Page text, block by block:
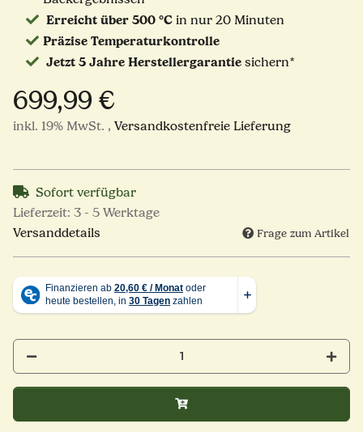
Erreicht über 500 °Cin nur 20 Minuten
Präzise Temperaturkontrolle
Jetzt 5 Jahre Herstellergarantiesichern*
699,99 €
inkl. 19% MwSt. , Versandkostenfreie Lieferung
Sofort verfügbar
Lieferzeit: 3 - 5 Werktage
Versanddetails
Frage zum Artikel